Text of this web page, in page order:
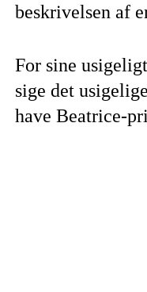
beskrivelsen af
For sine
sige det
have Beatrice-